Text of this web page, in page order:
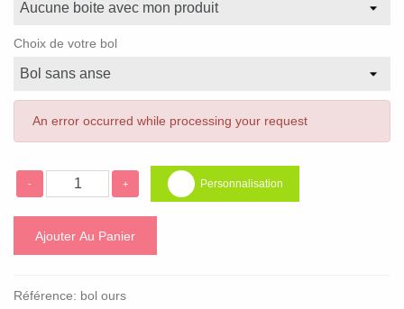
Choix de votre bol
An error occurred while processing your request
- + Personnalisation
Ajouter Au Panier
Référence: bol ours